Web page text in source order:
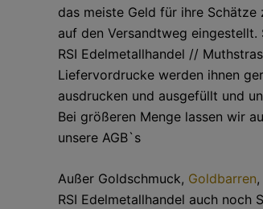
das meiste Geld für ihre Schätze
auf den Versandtweg eingestellt.
RSI Edelmetallhandel //
Liefervordrucke werden ihnen
ausdrucken und ausgefüllt und
Bei größeren Menge lassen wir
unsere AGB`s
Außer Goldschmuck, Goldbarren
RSI Edelmetallhandel auch noch